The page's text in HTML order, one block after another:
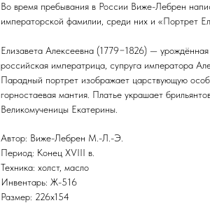
Во время пребывания в России Виже-Лебрен
императорской фамилии, среди них и «Портрет
Елизавета Алексеевна (1779−1826) —
российская императрица, супруга императора
Парадный портрет изображает царствующую
горностаевая мантия. Платье украшает
Великомученицы Екатерины.
Автор: Виже-Лебрен М.-Л.-Э.
Период: Конец ХVIII в.
Техника: холст, масло
Инвентарь: Ж-516
Размер: 226х154